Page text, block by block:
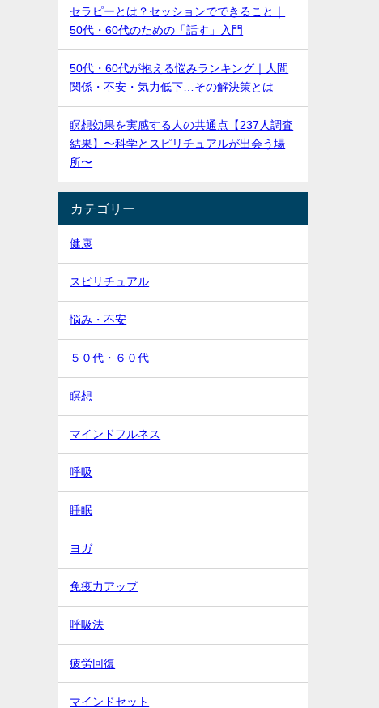
セラピーとは？セッションでできること｜
50代・60代のための「話す」入門
50代・60代が抱える悩みランキング｜人間
関係・不安・気力低下…その解決策とは
瞑想効果を実感する人の共通点【237人調査
結果】〜科学とスピリチュアルが出会う場
所〜
カテゴリー
健康
スピリチュアル
悩み・不安
５０代・６０代
瞑想
マインドフルネス
呼吸
睡眠
ヨガ
免疫力アップ
呼吸法
疲労回復
マインドセット